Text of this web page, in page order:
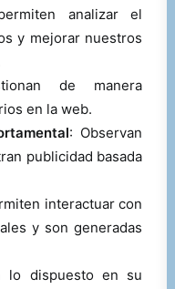
analizar el
y mejorar nuestros
de manera
en la web.
: Observan
publicidad basada
interactuar con
y son generadas
lo dispuesto en su